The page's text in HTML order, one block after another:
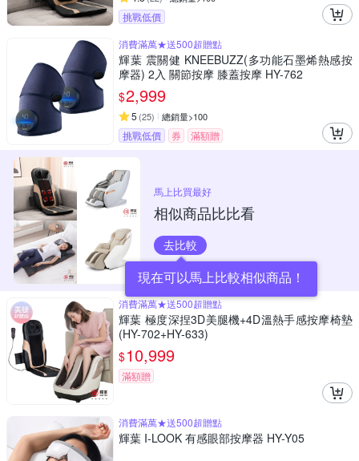
挑戰低價
消費滿萬★送500超贈點
輝葉 震關健 KNEEBUZZ(多功能石墨烯熱感按
摩器) 2入 關節按摩 膝蓋按摩 HY-762
$2,999
5 (25) 總銷量>100
挑戰低價 券 滿額贈
馬上比買最好
相似商品比比看
去比較
現在可以馬上比較相似商品！
消費滿萬★送500超贈點
輝葉 極度深捏3D美腿機+4D溫熱手感按摩椅墊
(HY-702+HY-633)
$10,999
滿額贈
消費滿萬★送500超贈點
輝葉 I-LOOK 有感眼部按摩器 HY-Y05